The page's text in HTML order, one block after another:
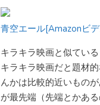
青空エール[Amazonビ
キラキラ映画と似てい
キラキラ映画だと題材
んかは比較的近いもの
が最先端（先端とかあ